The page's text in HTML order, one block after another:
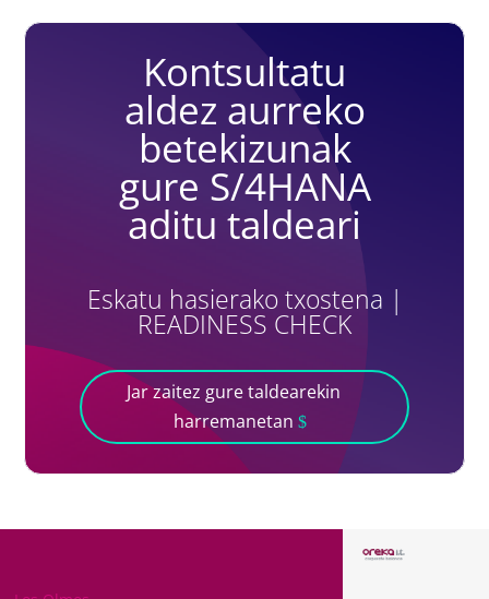
Kontsultatu
aldez aurreko
betekizunak
gure S/4HANA
aditu taldeari
Eskatu hasierako txostena |
READINESS CHECK
Jar zaitez gure taldearekin
harremanetan